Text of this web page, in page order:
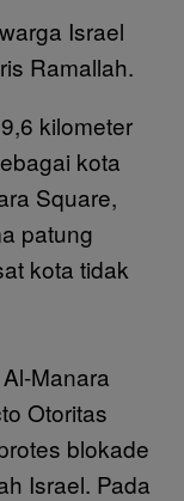
Israel
Ramallah.
kilometer
kota
Square,
patung
kota tidak
Manara
Otoritas
blokade
Israel. Pada